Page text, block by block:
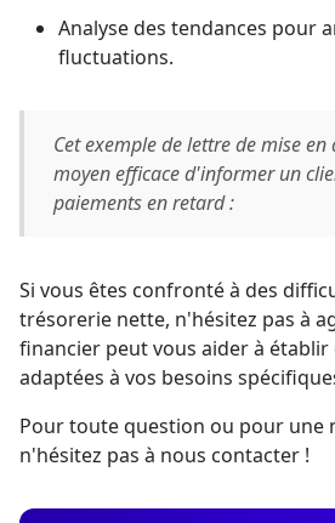
Analyse des tendances pour
fluctuations.
Cet exemple de lettre de mise
moyen efficace d'informer un
paiements en retard :
Si vous êtes confronté à des
trésorerie nette, n'hésitez pas à
financier peut vous aider à établir
adaptées à vos besoins
Pour toute question ou pour une
n'hésitez pas à nous contacter !